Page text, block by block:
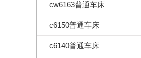
cw6163普通车床
c6150普通车床
c6140普通车床